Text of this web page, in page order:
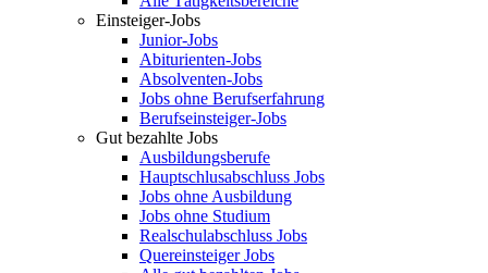
Einsteiger-Jobs
Junior-Jobs
Abiturienten-Jobs
Absolventen-Jobs
Jobs ohne Berufserfahrung
Berufseinsteiger-Jobs
Gut bezahlte Jobs
Ausbildungsberufe
Hauptschlusabschluss Jobs
Jobs ohne Ausbildung
Jobs ohne Studium
Realschulabschluss Jobs
Quereinsteiger Jobs